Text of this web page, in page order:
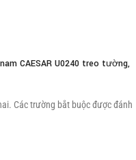
CAESAR U0240 treo tường,
Các trường bắt buộc được đánh